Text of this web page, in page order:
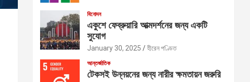
বিনোদন
একুশে ফেব্রুয়ারি আত্মদর্শনের জন্য একটি
সুযোগ
January 30, 2025 হীরেন পণ্ডিত
আন্তর্জাতিক
টেকসই উন্নয়নের জন্য নারীর ক্ষমতায়ন জরুরি